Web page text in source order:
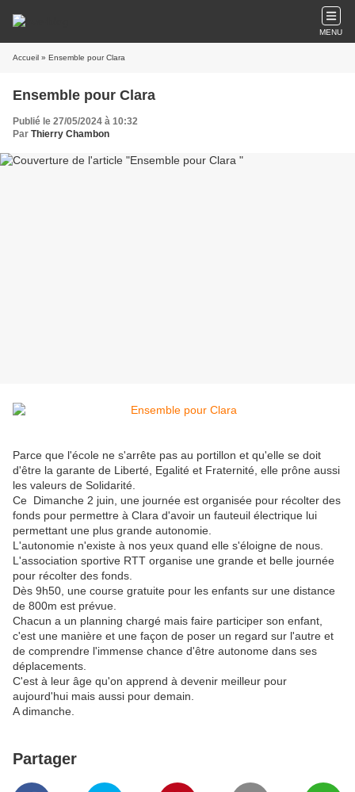
MENU
Accueil » Ensemble pour Clara
Ensemble pour Clara
Publié le 27/05/2024 à 10:32
Par Thierry Chambon
Parce que l'école ne s'arrête pas au portillon et qu'elle se doit
d'être la garante de Liberté, Egalité et Fraternité, elle prône aussi
les valeurs de Solidarité.
Ce Dimanche 2 juin, une journée est organisée pour récolter des
fonds pour permettre à Clara d'avoir un fauteuil électrique lui
permettant une plus grande autonomie.
L'autonomie n'existe à nos yeux quand elle s'éloigne de nous.
L'association sportive RTT organise une grande et belle journée
pour récolter des fonds.
Dès 9h50, une course gratuite pour les enfants sur une distance
de 800m est prévue.
Chacun a un planning chargé mais faire participer son enfant,
c'est une manière et une façon de poser un regard sur l'autre et
de comprendre l'immense chance d'être autonome dans ses
déplacements.
C'est à leur âge qu'on apprend à devenir meilleur pour
aujourd'hui mais aussi pour demain.
A dimanche.
Partager